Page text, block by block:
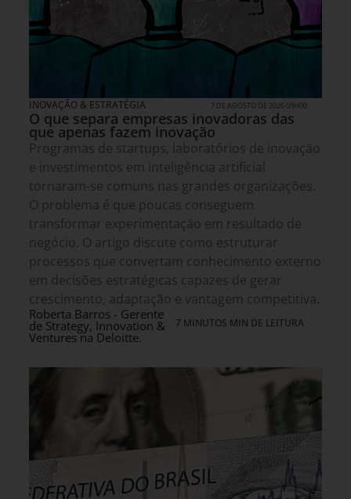
INOVAÇÃO & ESTRATÉGIA 7 DE AGOSTO DE 2026 09H00
O que separa empresas inovadoras das
que apenas fazem inovação
Programas de startups, laboratórios de inovação
e investimentos em inteligência artificial
tornaram-se comuns nas grandes organizações.
O problema é que poucas conseguem
transformar experimentação em resultado de
negócio. O artigo discute como estruturar
processos que convertam conhecimento externo
em decisões estratégicas capazes de gerar
crescimento, adaptação e vantagem competitiva.
Roberta Barros - Gerente
de Strategy, Innovation &
Ventures na Deloitte.
7 MINUTOS MIN DE LEITURA